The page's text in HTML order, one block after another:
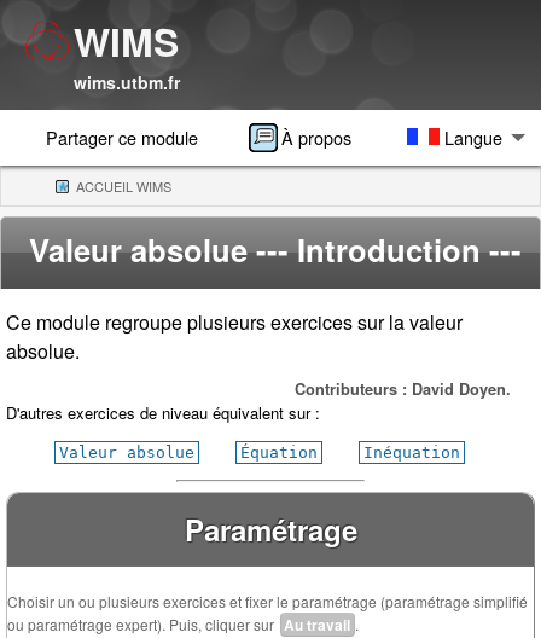
WIMS
wims.utbm.fr
Partager ce module À propos Langue
ACCUEIL WIMS(CURRENT)
Valeur absolue--- Introduction ---
Ce module regroupe plusieurs exercices sur la valeur
absolue.
Contributeurs : David Doyen.
D'autres exercices de niveau équivalent sur :
Valeur absolue Équation Inéquation
Paramétrage
Choisir un ou plusieurs exercices et fixer le paramétrage (paramétrage simplifié
ou paramétrage expert). Puis, cliquer sur Au travail .